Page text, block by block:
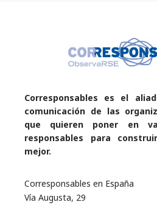
Corresponsables es el
comunicación de las
que quieren poner en
responsables para
mejor.
Corresponsables en España
Vía Augusta, 29